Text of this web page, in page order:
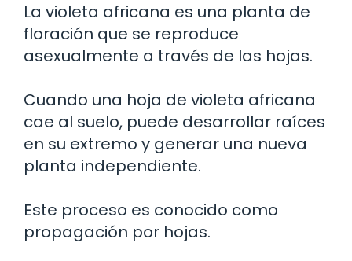
La violeta africana es una planta de
floración que se reproduce
asexualmente a través de las hojas.
Cuando una hoja de violeta africana
cae al suelo, puede desarrollar raíces
en su extremo y generar una nueva
planta independiente.
Este proceso es conocido como
propagación por hojas.